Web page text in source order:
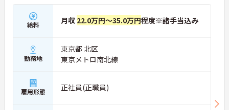
給料 月収 22.0万円～35.0万円程度※諸手当込み
勤務地
東京都 北区
東京メトロ南北線
雇用形態 正社員(正職員)